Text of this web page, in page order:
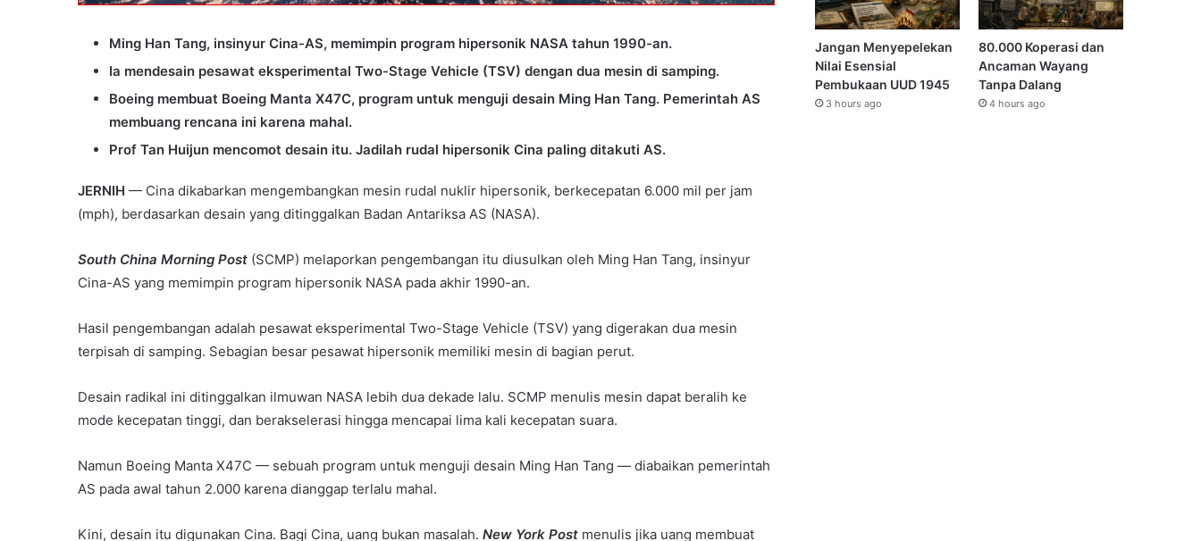
Ming Han Tang, insinyur Cina-AS, memimpin program hipersonik NASA tahun 1990-an.
Ia mendesain pesawat eksperimental Two-Stage Vehicle (TSV) dengan dua mesin di samping.
Boeing membuat Boeing Manta X47C, program untuk menguji desain Ming Han Tang. Pemerintah AS
membuang rencana ini karena mahal.
Prof Tan Huijun mencomot desain itu. Jadilah rudal hipersonik Cina paling ditakuti AS.
JERNIH — Cina dikabarkan mengembangkan mesin rudal nuklir hipersonik, berkecepatan 6.000 mil per jam
(mph), berdasarkan desain yang ditinggalkan Badan Antariksa AS (NASA).
South China Morning Post (SCMP) melaporkan pengembangan itu diusulkan oleh Ming Han Tang, insinyur
Cina-AS yang memimpin program hipersonik NASA pada akhir 1990-an.
Hasil pengembangan adalah pesawat eksperimental Two-Stage Vehicle (TSV) yang digerakan dua mesin
terpisah di samping. Sebagian besar pesawat hipersonik memiliki mesin di bagian perut.
Desain radikal ini ditinggalkan ilmuwan NASA lebih dua dekade lalu. SCMP menulis mesin dapat beralih ke
mode kecepatan tinggi, dan berakselerasi hingga mencapai lima kali kecepatan suara.
Namun Boeing Manta X47C — sebuah program untuk menguji desain Ming Han Tang — diabaikan pemerintah
AS pada awal tahun 2.000 karena dianggap terlalu mahal.
Kini, desain itu digunakan Cina. Bagi Cina, uang bukan masalah. New York Post menulis jika uang membuat
Jangan Menyepelekan
Nilai Esensial
Pembukaan UUD 1945
3 hours ago
80.000 Koperasi dan
Ancaman Wayang
Tanpa Dalang
4 hours ago